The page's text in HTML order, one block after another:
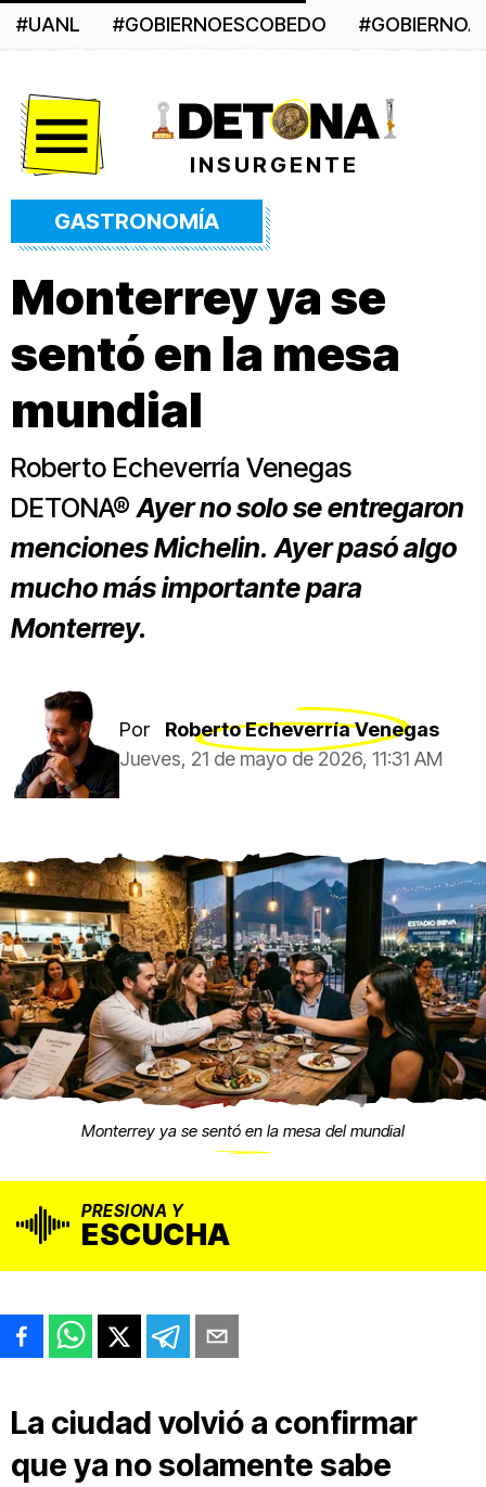
#UANL #GOBIERNOESCOBEDO
INSURGENTE
GASTRONOMÍA
Monterrey ya se
sentó en la mesa
mundial
Roberto Echeverría Venegas
DETONA®Ayer no solo se entregaron
menciones Michelin. Ayer pasó algo
mucho más importante para
Monterrey.
Por
Roberto Echeverría Venegas
Jueves, 21 de mayo de 2026, 11:31 AM
Monterrey ya se sentó en la mesa del mundial
PRESIONA Y
ESCUCHA
La ciudad volvió a confirmar
que ya no solamente sabe